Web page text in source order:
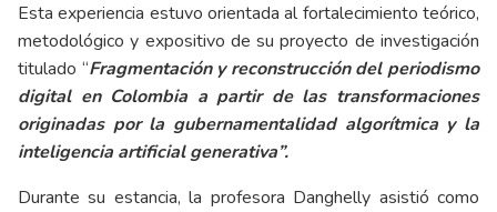
Esta experiencia estuvo orientada al fortalecimiento teórico,
metodológico y expositivo de su proyecto de investigación
titulado “Fragmentación y reconstrucción del periodismo
digital en Colombia a partir de las transformaciones
originadas por la gubernamentalidad algorítmica y la
inteligencia artificial generativa”.
Durante su estancia, la profesora Danghelly asistió como